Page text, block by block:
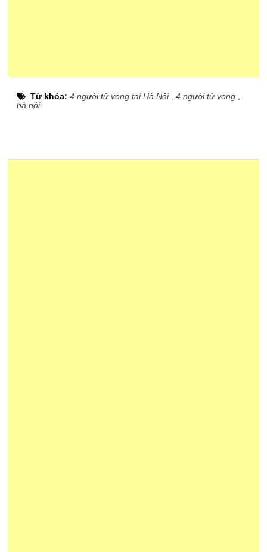
Từ khóa:4 người tử vong tại Hà Nội,4 người tử vong
hà nội